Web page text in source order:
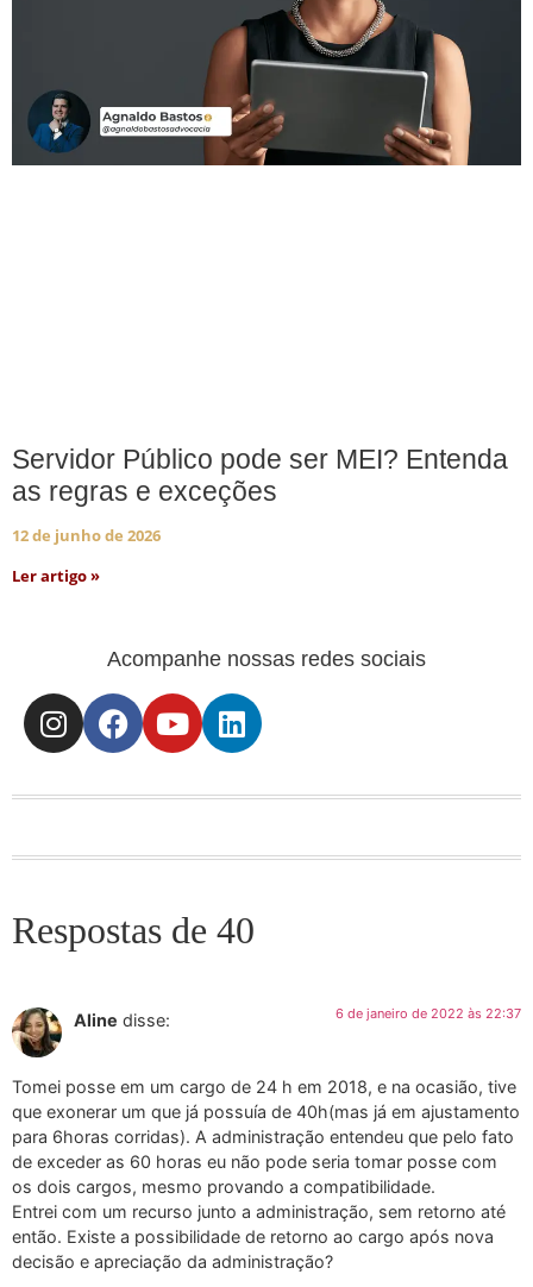
Servidor Público pode ser MEI? Entenda
as regras e exceções
12 de junho de 2026
Ler artigo »
Acompanhe nossas redes sociais
Respostas de 40
Aline disse: 6 de janeiro de 2022 às 22:37
Tomei posse em um cargo de 24 h em 2018, e na ocasião, tive
que exonerar um que já possuía de 40h(mas já em ajustamento
para 6horas corridas). A administração entendeu que pelo fato
de exceder as 60 horas eu não pode seria tomar posse com
os dois cargos, mesmo provando a compatibilidade.
Entrei com um recurso junto a administração, sem retorno até
então. Existe a possibilidade de retorno ao cargo após nova
decisão e apreciação da administração?